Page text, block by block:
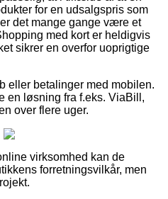
for en udsalgspris som
det mange gange være et
med kort er heldigvis
sikrer en overfor uoprigtige
eller betalinger med mobilen.
en løsning fra f.eks. ViaBill,
over flere uger.
virksomhed kan de
forretningsvilkår, men